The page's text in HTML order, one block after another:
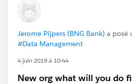
Jerome Pijpers (BNG Bank) a posé
#Data Management
4 juin 2019 à 10:44
New org what will you do